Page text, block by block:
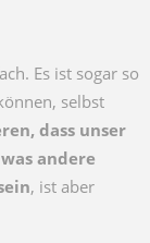
Es ist sogar so
selbst
dass unser
andere
, ist aber